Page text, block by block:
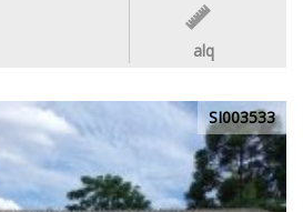
alq
SI003533